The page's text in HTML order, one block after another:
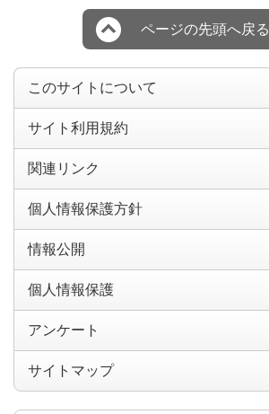
ページの先頭へ戻る
このサイトについて
サイト利用規約
関連リンク
個人情報保護方針
情報公開
個人情報保護
アンケート
サイトマップ